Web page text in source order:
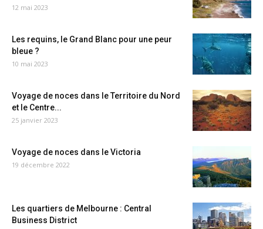
12 mai 2023
Les requins, le Grand Blanc pour une peur
bleue ?
10 mai 2023
Voyage de noces dans le Territoire du Nord
et le Centre...
25 janvier 2023
Voyage de noces dans le Victoria
19 décembre 2022
Les quartiers de Melbourne : Central
Business District